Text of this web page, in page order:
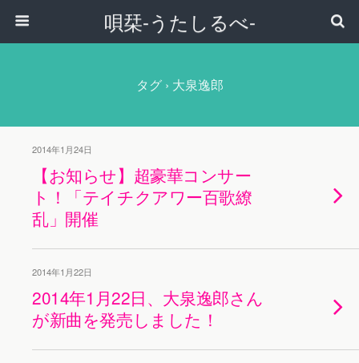
唄栞-うたしるべ-
タグ › 大泉逸郎
2014年1月24日
【お知らせ】超豪華コンサー
ト！「テイチクアワー百歌繚
乱」開催
2014年1月22日
2014年1月22日、大泉逸郎さん
が新曲を発売しました！